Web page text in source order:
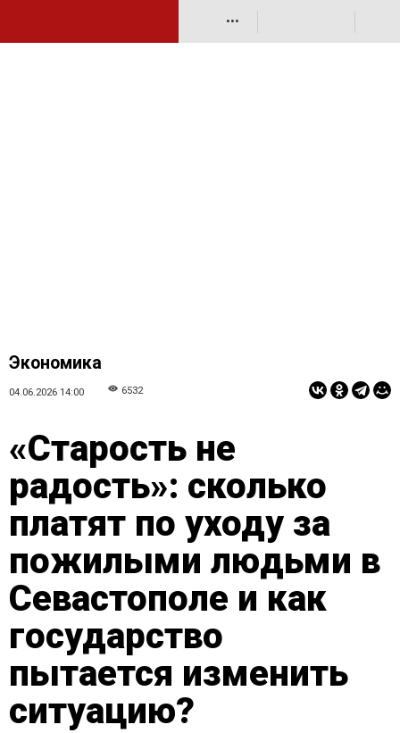
•••
Экономика
04.06.2026 14:00 6532
«Старость не
радость»: сколько
платят по уходу за
пожилыми людьми в
Севастополе и как
государство
пытается изменить
ситуацию?